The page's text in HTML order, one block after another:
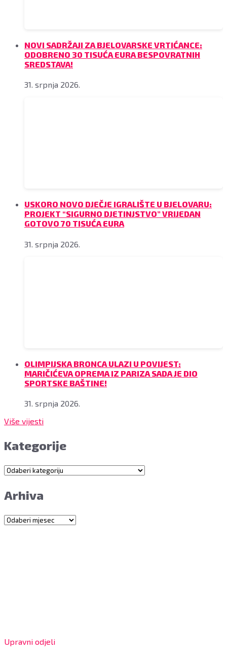
NOVI SADRŽAJI ZA BJELOVARSKE VRTIĆANCE:
ODOBRENO 30 TISUĆA EURA BESPOVRATNIH
SREDSTAVA!
31. srpnja 2026.
USKORO NOVO DJEČJE IGRALIŠTE U BJELOVARU:
PROJEKT “SIGURNO DJETINJSTVO” VRIJEDAN
GOTOVO 70 TISUĆA EURA
31. srpnja 2026.
OLIMPIJSKA BRONCA ULAZI U POVIJEST:
MARIČIĆEVA OPREMA IZ PARIZA SADA JE DIO
SPORTSKE BAŠTINE!
31. srpnja 2026.
Više vijesti
Kategorije
Kategorije
Arhiva
Arhiva
Upravni odjeli